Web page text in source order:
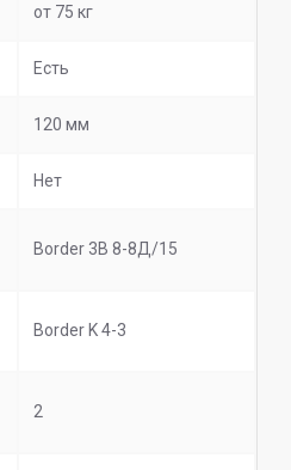
от 75 кг
Есть
120 мм
Нет
Border 3В 8-8Д/15
Border K 4-3
2